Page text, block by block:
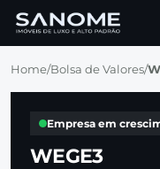
Home/Bolsa de Valores/
Empresa em
WEGE3